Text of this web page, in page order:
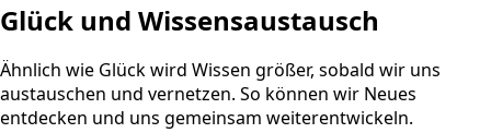
Glück und Wissensaustausch
Ähnlich wie Glück wird Wissen größer, sobald wir uns
austauschen und vernetzen. So können wir Neues
entdecken und uns gemeinsam weiterentwickeln.